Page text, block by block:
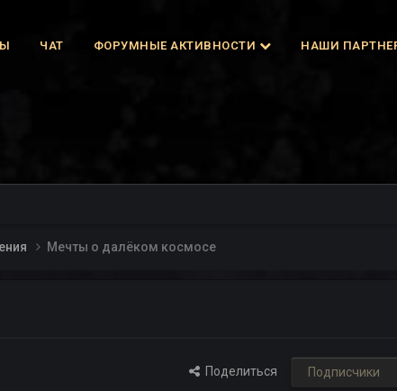
ЧАТ ФОРУМНЫЕ АКТИВНОСТИ НАШИ
Мечты о далёком космосе
Поделиться Подписчики